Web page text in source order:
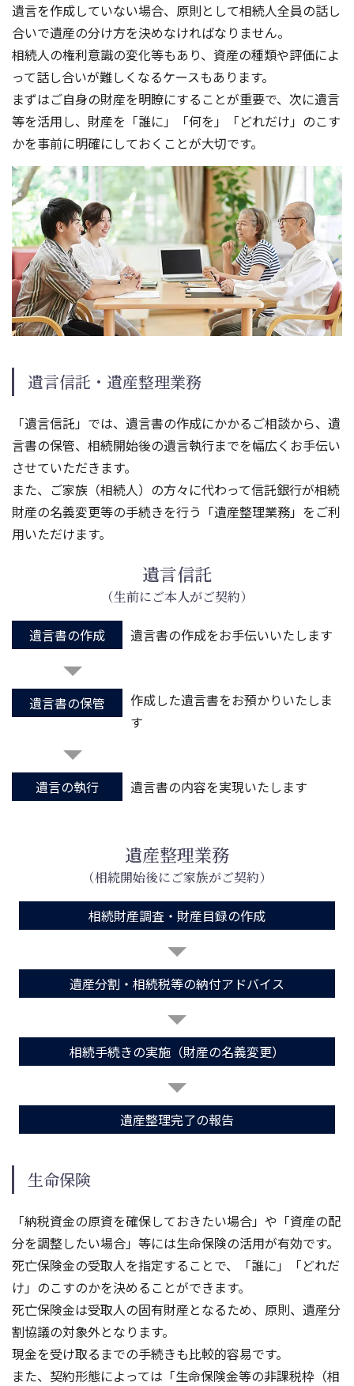
遺言を作成していない場合、原則として相続人全員の話し
合いで遺産の分け方を決めなければなりません。
相続人の権利意識の変化等もあり、資産の種類や評価によ
って話し合いが難しくなるケースもあります。
まずはご自身の財産を明瞭にすることが重要で、次に遺言
等を活用し、財産を「誰に」「何を」「どれだけ」のこす
かを事前に明確にしておくことが大切です。
遺言信託・遺産整理業務
「遺言信託」では、遺言書の作成にかかるご相談から、遺
言書の保管、相続開始後の遺言執行までを幅広くお手伝い
させていただきます。
また、ご家族（相続人）の方々に代わって信託銀行が相続
財産の名義変更等の手続きを行う「遺産整理業務」をご利
用いただけます。
遺言信託
（生前にご本人がご契約）
遺言書の作成 遺言書の作成をお手伝いいたします
遺言書の保管
作成した遺言書をお預かりいたしま
す
遺言の執行 遺言書の内容を実現いたします
遺産整理業務
（相続開始後にご家族がご契約）
相続財産調査・財産目録の作成
遺産分割・相続税等の納付アドバイス
相続手続きの実施（財産の名義変更）
遺産整理完了の報告
生命保険
「納税資金の原資を確保しておきたい場合」や「資産の配
分を調整したい場合」等には生命保険の活用が有効です。
死亡保険金の受取人を指定することで、「誰に」「どれだ
け」のこすのかを決めることができます。
死亡保険金は受取人の固有財産となるため、原則、遺産分
割協議の対象外となります。
現金を受け取るまでの手続きも比較的容易です。
また、契約形態によっては「生命保険金等の非課税枠（相